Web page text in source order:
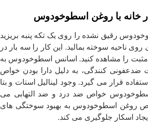
خانه با روغن اسطوخودوس
رقیق نشده را روی یک تکه پنبه بریزید
ناحیه سوخته بمالید. این کار را سه بار در
مثبت را مشاهده کنید. اسانس اسطوخودوس به
ضدعفونی کنندگی، به دلیل دارا بودن خواص
قرار می گیرد. وجود لینالیل استات و بتا
خواص ضد درد و ضد التهابی می
روغن اسطوخودوس به بهبود سوختگی های
اسکار جلوگیری می کند.